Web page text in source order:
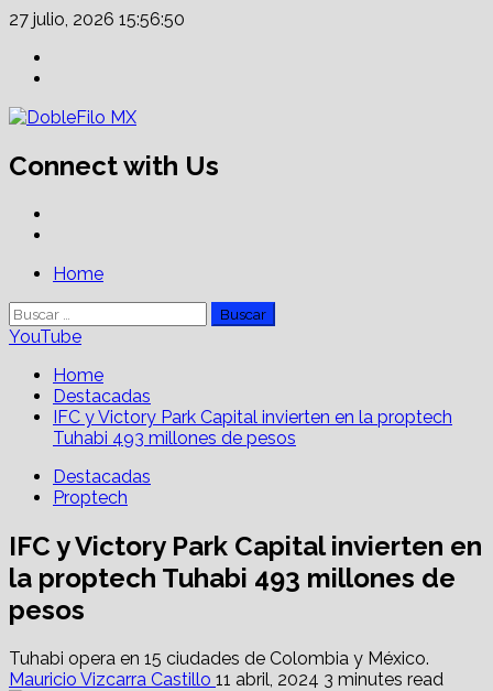
Skip
content
27 julio, 2026 15:56:50
Connect with Us
PrimaryHome
Buscar:
YouTube
Home
Destacadas
IFC y Victory Park Capital invierten en la proptech
Tuhabi 493 millones de pesos
Destacadas
Proptech
IFC y Victory Park Capital invierten en
la proptech Tuhabi 493 millones de
pesos
Tuhabi opera en 15 ciudades de Colombia y México.
Mauricio Vizcarra Castillo 11 abril, 2024 3 minutes read